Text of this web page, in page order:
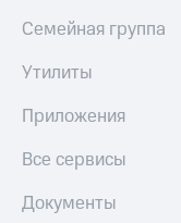
Семейная группа
Утилиты
Приложения
Все сервисы
Документы